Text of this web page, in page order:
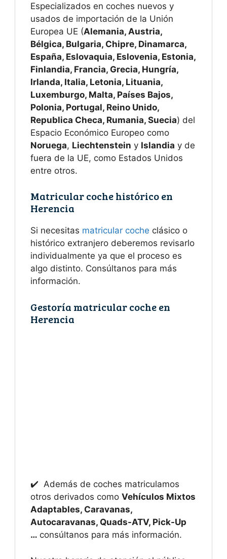
Especializados en coches nuevos y
usados de importación de la Unión
Europea UE (Alemania, Austria,
Bélgica, Bulgaria, Chipre, Dinamarca,
España, Eslovaquia, Eslovenia, Estonia,
Finlandia, Francia, Grecia, Hungría,
Irlanda, Italia, Letonia, Lituania,
Luxemburgo, Malta, Países Bajos,
Polonia, Portugal, Reino Unido,
Republica Checa, Rumania, Suecia) del
Espacio Económico Europeo como
Noruega, Liechtenstein y Islandia y de
fuera de la UE, como Estados Unidos
entre otros.
Matricular coche histórico en
Herencia
Si necesitas matricular coche clásico o
histórico extranjero deberemos revisarlo
individualmente ya que el proceso es
algo distinto. Consúltanos para más
información.
Gestoría matricular coche en
Herencia
✔️ Además de coches matriculamos
otros derivados como Vehículos Mixtos
Adaptables, Caravanas,
Autocaravanas, Quads-ATV, Pick-Up
… consúltanos para más información.